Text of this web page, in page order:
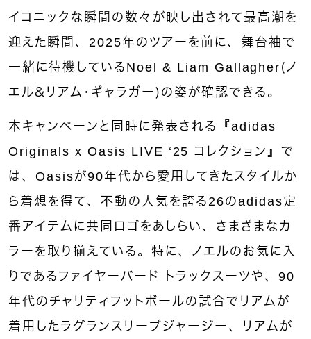
イコニックな瞬間の数々が映し出されて最高潮を
迎えた瞬間、2025年のツアーを前に、舞台袖で
一緒に待機しているNoel & Liam Gallagher（ノ
エル＆リアム・ギャラガー）の姿が確認できる。
本キャンペーンと同時に発表される『adidas
Originals x Oasis LIVE ‘25 コレクション』で
は、Oasisが90年代から愛用してきたスタイルか
ら着想を得て、不動の人気を誇る26のadidas定
番アイテムに共同ロゴをあしらい、さまざまなカ
ラーを取り揃えている。特に、ノエルのお気に入
りであるファイヤーバード トラックスーツや、90
年代のチャリティフットボールの試合でリアムが
着用したラグランスリーブジャージー、リアムが